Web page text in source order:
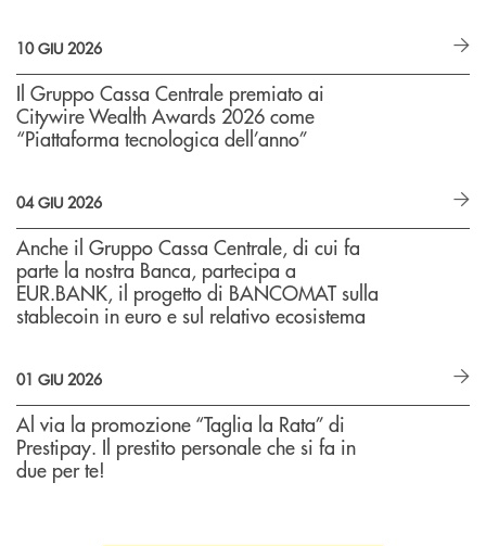
10 GIU 2026
Il Gruppo Cassa Centrale premiato ai
Citywire Wealth Awards 2026 come
“Piattaforma tecnologica dell’anno”
04 GIU 2026
Anche il Gruppo Cassa Centrale, di cui fa
parte la nostra Banca, partecipa a
EUR.BANK, il progetto di BANCOMAT sulla
stablecoin in euro e sul relativo ecosistema
01 GIU 2026
Al via la promozione “Taglia la Rata” di
Prestipay. Il prestito personale che si fa in
due per te!